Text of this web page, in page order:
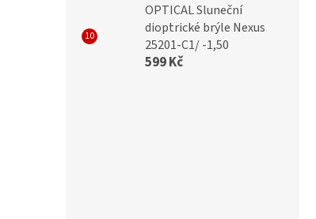
OPTICAL Sluneční
dioptrické brýle Nexus
25201-C1/ -1,50
599 Kč